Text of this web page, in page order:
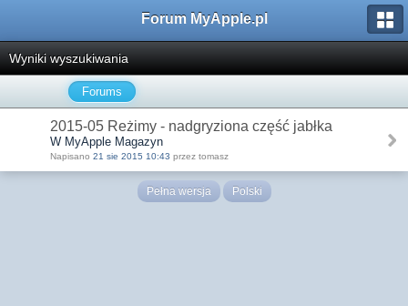
Forum MyApple.pl
Wyniki wyszukiwania
Forums
2015-05 Reżimy - nadgryziona część jabłka
W MyApple Magazyn
Napisano 21 sie 2015 10:43 przez tomasz
Pełna wersja Polski